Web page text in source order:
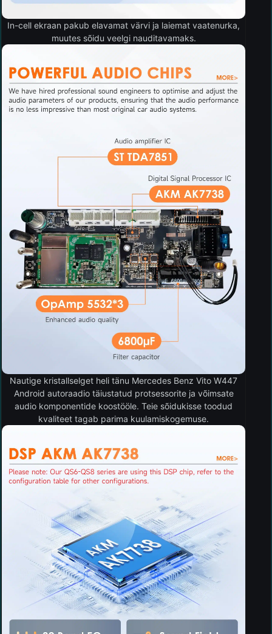
In-cell ekraan pakub elavamat värvi ja laiemat vaatenurka,
muutes sõidu veelgi nauditavamaks.
Nautige kristallselget heli tänu Mercedes Benz Vito W447
Android autoraadio täiustatud protsessorite ja võimsate
audio komponentide koostööle. Teie sõidukisse toodud
kvaliteet tagab parima kuulamiskogemuse.